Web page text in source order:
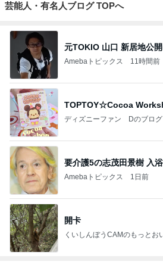
芸能人・有名人ブログ TOPへ
元TOKIO 山口 新居地公
Amebaトピックス 11時間前
TOPTOY☆Cocoa
ディズニーファン Dのブログ
要介護5の志茂田景樹 入
Amebaトピックス 1日前
開卡
くいしんぼうCAMのもっとお